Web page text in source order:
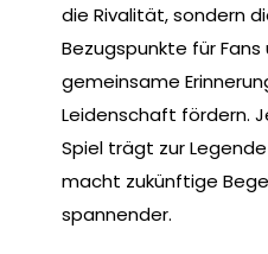
die Rivalität, sondern
Bezugspunkte für
gemeinsame
Leidenschaft fördern.
Spiel trägt zur
macht zukünftige
spannender.